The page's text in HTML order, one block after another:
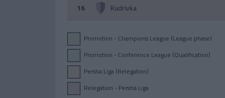
16 Kudrivka
Promotion - Champions League (League phase)
Promotion - Conference League (Qualification)
Persha Liga (Relegation)
Relegation - Persha Liga